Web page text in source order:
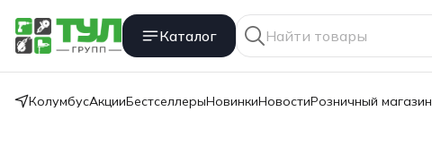
Каталог
КолумбусАкцииБестселлерыНовинкиНовостиРозничный магазин